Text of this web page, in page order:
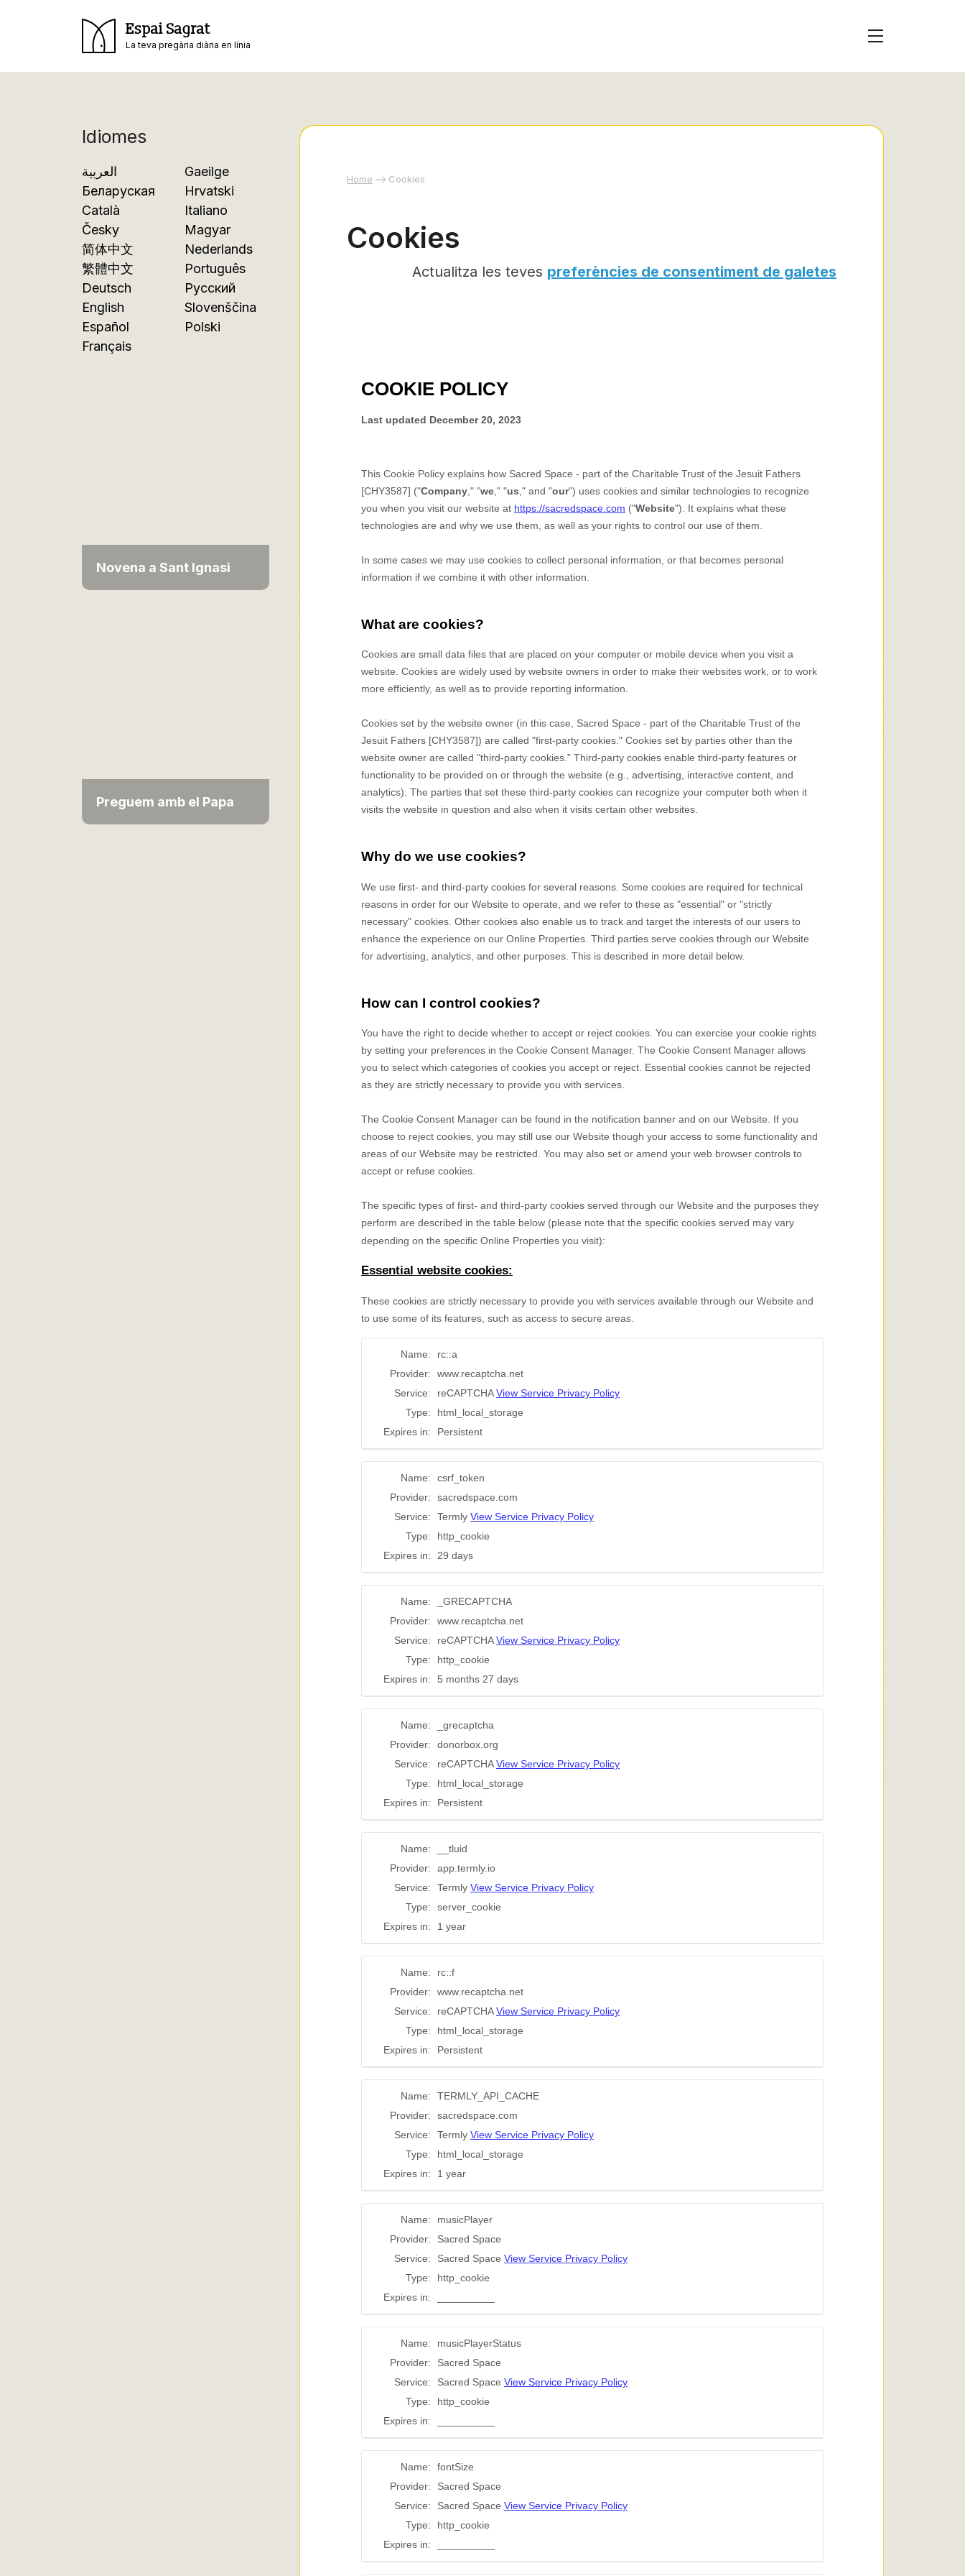
Espai Sagrat
La teva pregària diària en línia
Idiomes
العربية
Беларуская
Català
Česky
简体中文
繁體中文
Deutsch
English
Español
Français
Gaeilge
Hrvatski
Italiano
Magyar
Nederlands
Português
Русский
Slovenščina
Polski
Novena a Sant Ignasi
Preguem amb el Papa
Home Cookies
Cookies
Actualitza les teves preferències de consentiment de galetes